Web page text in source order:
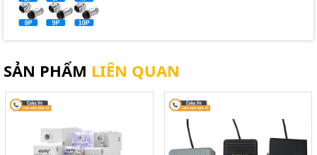
SẢN PHẨM LIÊN QUAN